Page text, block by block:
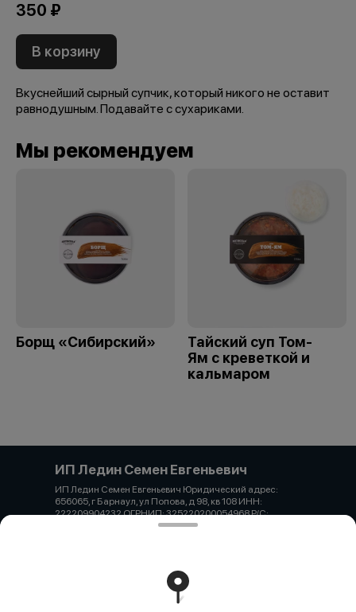
350 ₽
В корзину
Вкуснейший сырный супчик, который никого не оставит
равнодушным. Подавайте с сухариками.
Мы рекомендуем
Борщ «Сибирский»
Тайский суп Том-
Ям с креветкой и
кальмаром
ИП Ледин Семен Евгеньевич
ИП Ледин Семен Евгеньевич Юридический адрес:
656065, г Барнаул, ул Попова, д 98, кв 108 ИНН:
222209904232 ОГРНИП: 325220200054968 Р/С:
40802810102740002869 АЛТАЙСКОЕ ОТДЕЛЕНИЕ
Работает на эффективном ядре